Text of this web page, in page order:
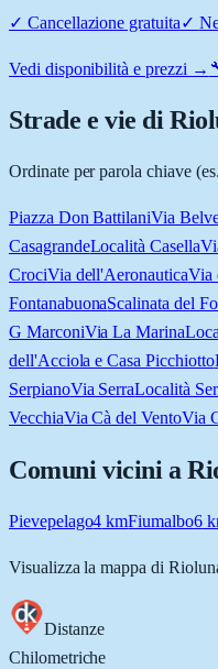
✓ Cancellazione gratuita✓
Vedi disponibilità e prezzi →
Strade e vie di
Ordinate per parola chiave (es.
Piazza Don BattilaniVia
CasagrandeLocalità Casella
CrociVia dell'AeronauticaVia
FontanabuonaScalinata del
G MarconiVia La Marina
dell'Acciola e Casa Picchiotto
SerpianoVia SerraLocalità
VecchiaVia Cà del VentoVia
Comuni vicini a
Pievepelago4 kmFiumalbo6
Visualizza la mappa di
Distanze
Chilometriche